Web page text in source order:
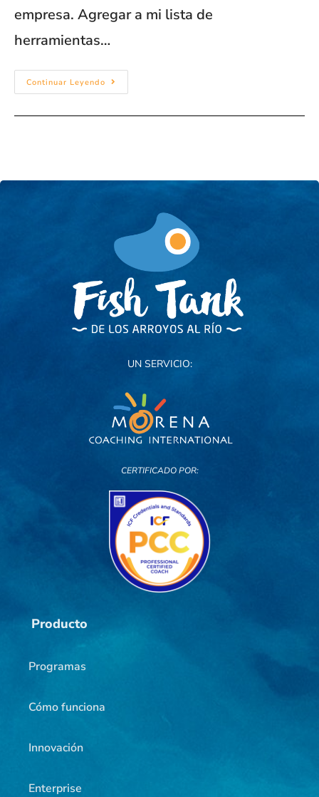
empresa. Agregar a mi lista de
herramientas…
Continuar Leyendo
UN SERVICIO:
CERTIFICADO POR:
Producto
Programas
Cómo funciona
Innovación
Enterprise